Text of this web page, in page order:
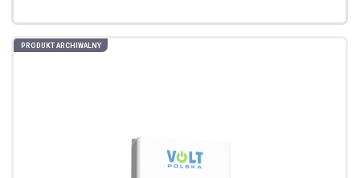
PRODUKT ARCHIWALNY